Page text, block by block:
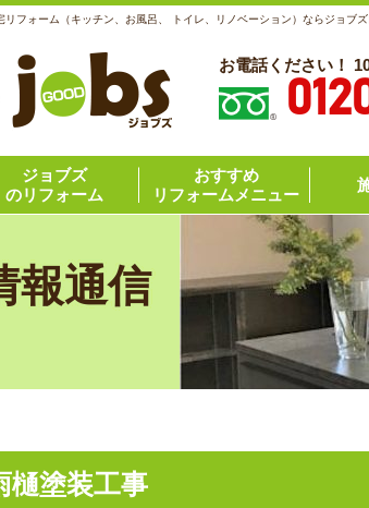
フォーム（キッチン、お風呂、 トイレ、リノベーション）ならジョブ
お電話ください！
ジョブズ
のリフォーム
おすすめ
リフォームメニュー
報通信
樋塗装工事